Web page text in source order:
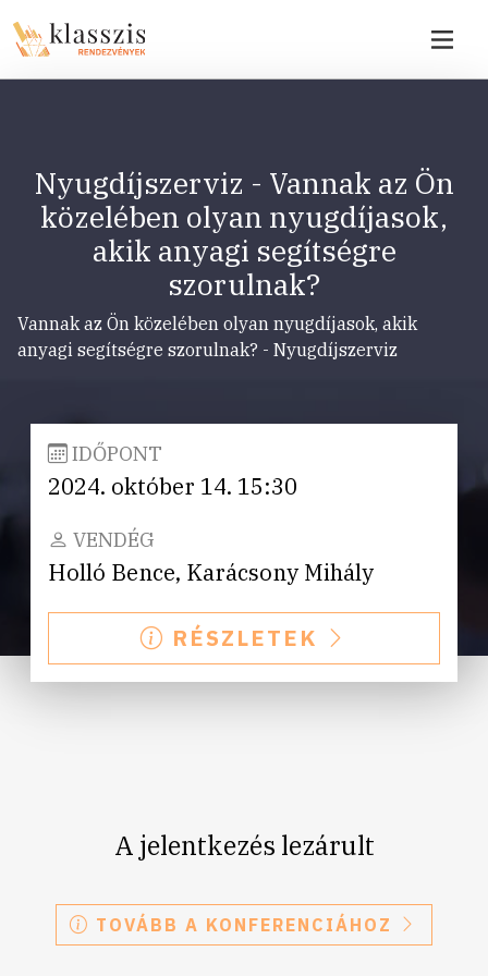
Nyugdíjszerviz - Vannak az Ön
közelében olyan nyugdíjasok,
akik anyagi segítségre
szorulnak?
Vannak az Ön közelében olyan nyugdíjasok, akik
anyagi segítségre szorulnak? - Nyugdíjszerviz
IDŐPONT
2024. október 14. 15:30
VENDÉG
Holló Bence, Karácsony Mihály
RÉSZLETEK
A jelentkezés lezárult
TOVÁBB A KONFERENCIÁHOZ